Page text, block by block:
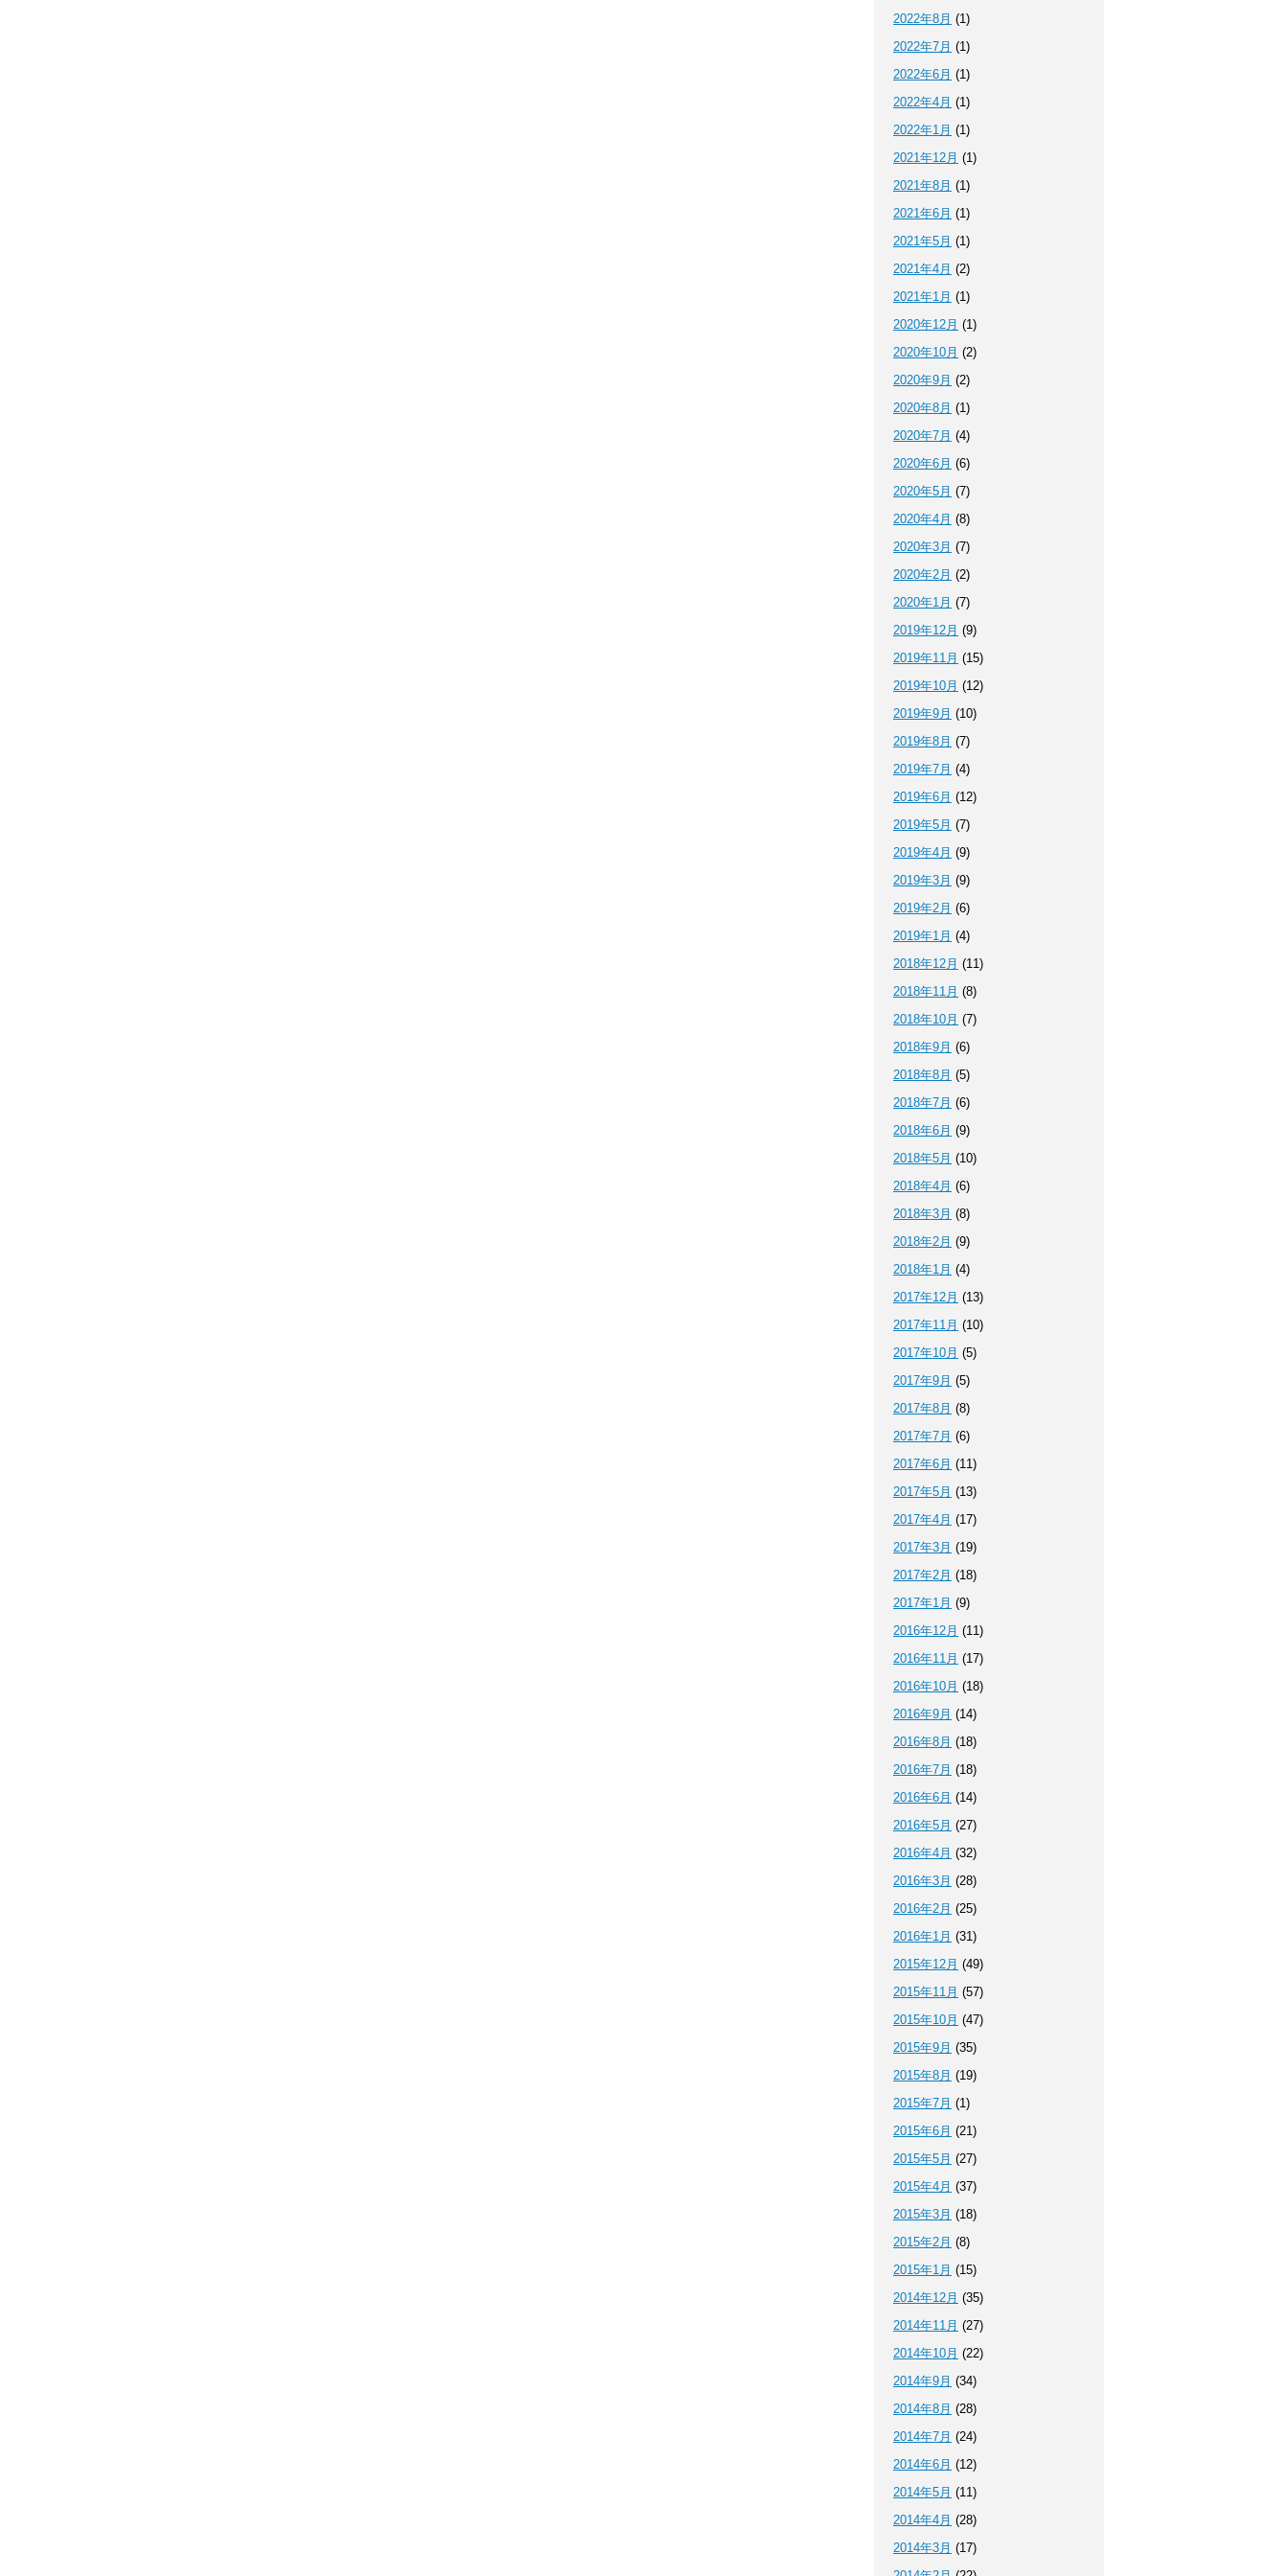
2022年8月 (1)
2022年7月 (1)
2022年6月 (1)
2022年4月 (1)
2022年1月 (1)
2021年12月 (1)
2021年8月 (1)
2021年6月 (1)
2021年5月 (1)
2021年4月 (2)
2021年1月 (1)
2020年12月 (1)
2020年10月 (2)
2020年9月 (2)
2020年8月 (1)
2020年7月 (4)
2020年6月 (6)
2020年5月 (7)
2020年4月 (8)
2020年3月 (7)
2020年2月 (2)
2020年1月 (7)
2019年12月 (9)
2019年11月 (15)
2019年10月 (12)
2019年9月 (10)
2019年8月 (7)
2019年7月 (4)
2019年6月 (12)
2019年5月 (7)
2019年4月 (9)
2019年3月 (9)
2019年2月 (6)
2019年1月 (4)
2018年12月 (11)
2018年11月 (8)
2018年10月 (7)
2018年9月 (6)
2018年8月 (5)
2018年7月 (6)
2018年6月 (9)
2018年5月 (10)
2018年4月 (6)
2018年3月 (8)
2018年2月 (9)
2018年1月 (4)
2017年12月 (13)
2017年11月 (10)
2017年10月 (5)
2017年9月 (5)
2017年8月 (8)
2017年7月 (6)
2017年6月 (11)
2017年5月 (13)
2017年4月 (17)
2017年3月 (19)
2017年2月 (18)
2017年1月 (9)
2016年12月 (11)
2016年11月 (17)
2016年10月 (18)
2016年9月 (14)
2016年8月 (18)
2016年7月 (18)
2016年6月 (14)
2016年5月 (27)
2016年4月 (32)
2016年3月 (28)
2016年2月 (25)
2016年1月 (31)
2015年12月 (49)
2015年11月 (57)
2015年10月 (47)
2015年9月 (35)
2015年8月 (19)
2015年7月 (1)
2015年6月 (21)
2015年5月 (27)
2015年4月 (37)
2015年3月 (18)
2015年2月 (8)
2015年1月 (15)
2014年12月 (35)
2014年11月 (27)
2014年10月 (22)
2014年9月 (34)
2014年8月 (28)
2014年7月 (24)
2014年6月 (12)
2014年5月 (11)
2014年4月 (28)
2014年3月 (17)